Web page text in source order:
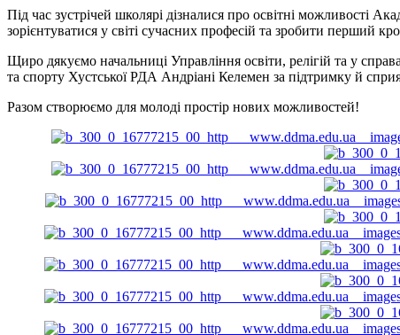
Під час зустрічей школярі дізналися про освітні можливості
зорієнтуватися у світі сучасних професій та зробити перший
Щиро дякуємо начальниці Управління освіти, релігій та у
та спорту Хустської РДА Андріані Келемен за підтримку й
Разом створюємо для молоді простір нових можливостей!